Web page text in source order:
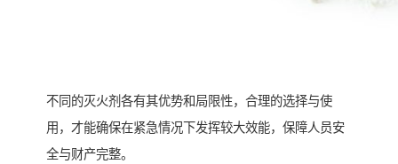
不同的灭火剂各有其优势和局限性，合理的选择与使
用，才能确保在紧急情况下发挥较大效能，保障人员安
全与财产完整。